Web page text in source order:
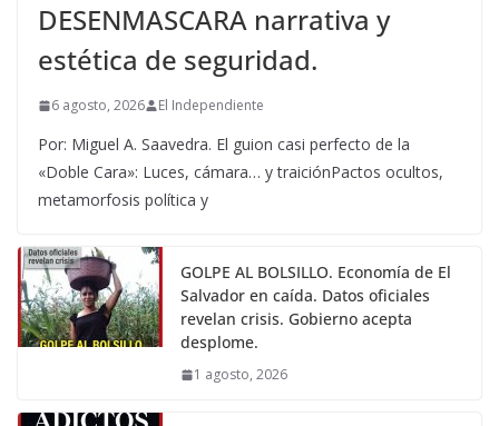
DESENMASCARA narrativa y
estética de seguridad.
6 agosto, 2026 El Independiente
Por: Miguel A. Saavedra. El guion casi perfecto de la
«Doble Cara»: Luces, cámara… y traiciónPactos ocultos,
metamorfosis política y
GOLPE AL BOLSILLO. Economía de El
Salvador en caída. Datos oficiales
revelan crisis. Gobierno acepta
desplome.
1 agosto, 2026